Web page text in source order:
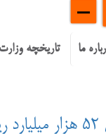
ما تاریخچه وزارت